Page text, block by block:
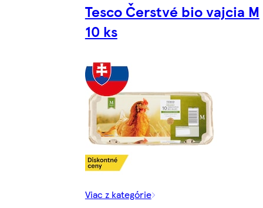
Tesco Čerstvé bio vajcia M
10 ks
Viac z kategórie